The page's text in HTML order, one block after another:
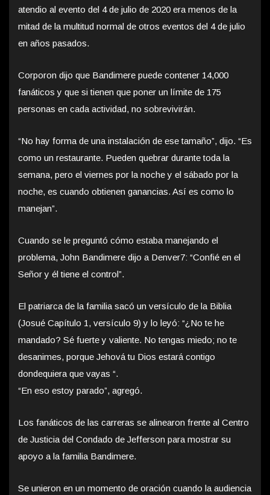
atendio al evento del 4 de julio de 2020 era menos de la
mitad de la multitud normal de otros eventos del 4 de julio
en años pasados.
Corporon dijo que Bandimere puede contener 14,000
fanáticos y que si tienen que poner un límite de 175
personas en cada actividad, no sobrevivirán.
“No hay forma de una instalación de ese tamaño”, dijo. “Es
como un restaurante. Pueden quebrar durante toda la
semana, pero el viernes por la noche y el sábado por la
noche, es cuando obtienen ganancias. Así es como lo
manejan”.
Cuando se le preguntó cómo estaba manejando el
problema, John Bandimere dijo a Denver7: “Confié en el
Señor y él tiene el control”.
El patriarca de la familia sacó un versículo de la Biblia
(Josué Capítulo 1, versículo 9) y lo leyó: “¿No te he
mandado? Sé fuerte y valiente. No tengas miedo; no te
desanimes, porque Jehová tu Dios estará contigo
dondequiera que vayas “.
“En eso estoy parado”, agregó.
Los fanáticos de las carreras se alinearon frente al Centro
de Justicia del Condado de Jefferson para mostrar su
apoyo a la familia Bandimere.
Se unieron en un momento de oración cuando la audiencia